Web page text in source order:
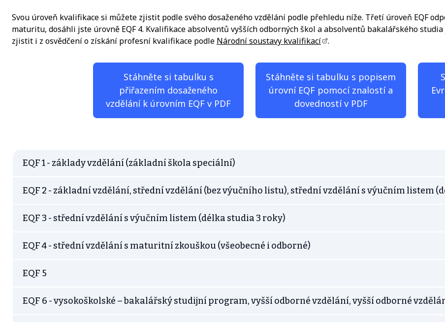
Svou úroveň kvalifikace si můžete zjistit podle svého dosaženého vzdělání podle přehledu níže. Třetí úroveň EQF
maturitu, dosáhli jste úrovně EQF 4. Kvalifikace absolventů vyšších odborných škol a absolventů bakalářského
zjistit i z osvědčení o získání profesní kvalifikace podle Národní soustavy kvalifikací .
Stáhněte si tabulku s
přiřazením dosaženého
vzdělání k úrovním EQF v PDF
Stáhněte si tabulku s popisem
úrovní EQF pomocí znalostí a
dovedností v PDF
EQF 1 - základy vzdělání (základní škola speciální)
EQF 2 - základní vzdělání, střední vzdělání (bez výučního listu), střední vzdělání s výučním listem
EQF 3 - střední vzdělání s výučním listem (délka studia 3 roky)
EQF 4 - střední vzdělání s maturitní zkouškou (všeobecné i odborné)
EQF 5
EQF 6 - vysokoškolské – bakalářský studijní program, vyšší odborné vzdělání, vyšší odborné